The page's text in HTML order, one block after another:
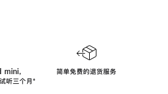
，
听三个月脚
⁺
简单免费的退货服务